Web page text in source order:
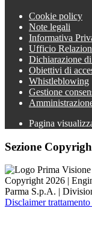
Cookie policy
Note legali
Informativa
Ufficio
Dichiarazione
Obiettivi di
Whistleblowing
Gestione
Pagina
Sezione
Copyright 2026 |
Parma S.p.A. |
Disclaimer